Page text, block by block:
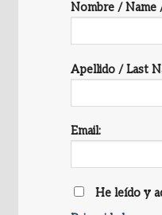
Nombre / Name
Apellido / Last
Email:
He leído y